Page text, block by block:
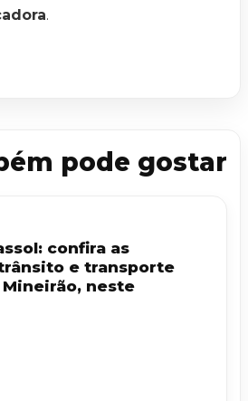
.
pode gostar
confira as
e transporte
neste